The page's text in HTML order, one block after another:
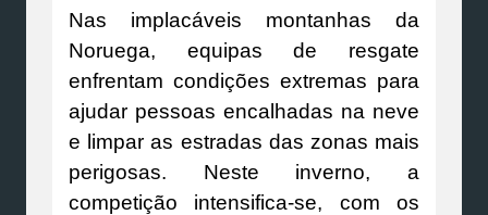
Nas implacáveis montanhas da
Noruega, equipas de resgate
enfrentam condições extremas para
ajudar pessoas encalhadas na neve
e limpar as estradas das zonas mais
perigosas. Neste inverno, a
competição intensifica-se, com os